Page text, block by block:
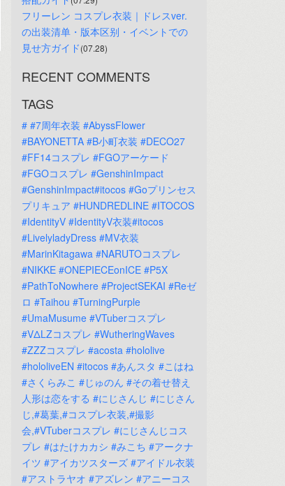
フリーレン コスプレ衣装｜ドレスver.
の出装清单・版本区别・イベントでの
見せ方ガイド(07.28)
RECENT COMMENTS
TAGS
# #7周年衣装 #AbyssFlower
#BAYONETTA #B小町衣装 #DECO27
#FF14コスプレ #FGOアーケード
#FGOコスプレ #GenshinImpact
#GenshinImpact#itocos #Goプリンセス
プリキュア #HUNDREDLINE #ITOCOS
#IdentityV #IdentityV衣装#itocos
#LivelyladyDress #MV衣装
#MarinKitagawa #NARUTOコスプレ
#NIKKE #ONEPIECEonICE #P5X
#PathToNowhere #ProjectSEKAI #Reゼ
ロ #Taihou #TurningPurple
#UmaMusume #VTuberコスプレ
#VΔLZコスプレ #WutheringWaves
#ZZZコスプレ #acosta #hololive
#hololiveEN #itocos #あんスタ #こはね
#さくらみこ #じゅのん #その着せ替え
人形は恋をする #にじさんじ #にじさん
じ,#葛葉,#コスプレ衣装,#撮影
会,#VTuberコスプレ #にじさんじコス
プレ #はたけカカシ #みこち #アークナ
イツ #アイカツスターズ #アイドル衣装
#アストラヤオ #アズレン #アニーコス